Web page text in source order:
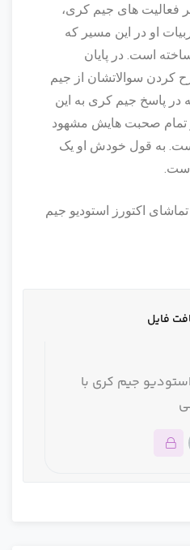
فعالیت های جیم کری،
او در این مسیر که
است. در پایان
کردن سوالاتشان از جیم
در پاسخ جیم کری به این
تمام صحبت هایش مشهود
به قول خودش او یک
است.
اکتورز استودیو جیم
فایل
استودیو جیم کری با